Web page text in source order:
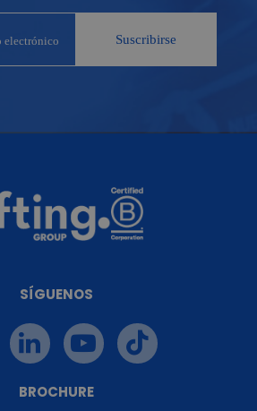
SÍGUENOS
BROCHURE